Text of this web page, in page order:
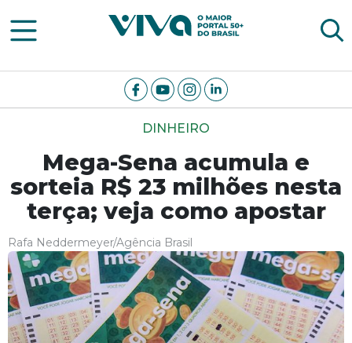
Viva Notícias
DINHEIRO
Mega-Sena acumula e
sorteia R$ 23 milhões nesta
terça; veja como apostar
Rafa Neddermeyer/Agência Brasil